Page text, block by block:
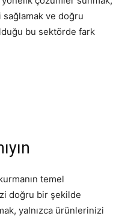
UX
ve doğru
bu sektörde fark
temel
doğru bir şekilde
yalnızca ürünlerinizi